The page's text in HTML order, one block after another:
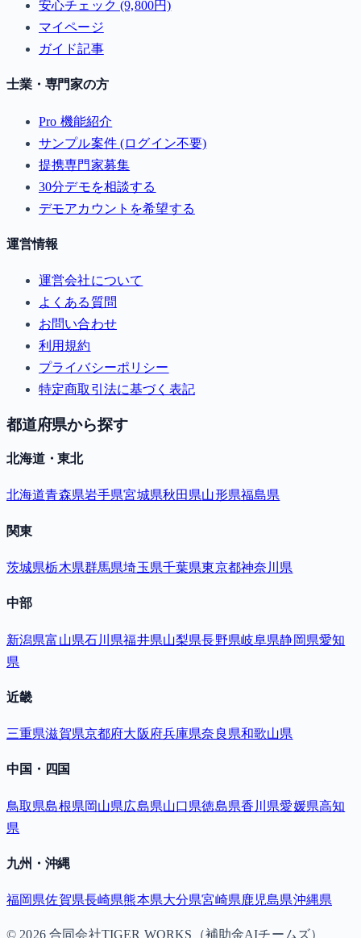
安心チェック (9,800円)
マイページ
ガイド記事
士業・専門家の方
Pro 機能紹介
サンプル案件 (ログイン不要)
提携専門家募集
30分デモを相談する
デモアカウントを希望する
運営情報
運営会社について
よくある質問
お問い合わせ
利用規約
プライバシーポリシー
特定商取引法に基づく表記
都道府県から探す
北海道・東北
北海道青森県岩手県宮城県秋田県山形県福島県
関東
茨城県栃木県群馬県埼玉県千葉県東京都神奈川県
中部
新潟県富山県石川県福井県山梨県長野県岐阜県静岡県愛知
県
近畿
三重県滋賀県京都府大阪府兵庫県奈良県和歌山県
中国・四国
鳥取県島根県岡山県広島県山口県徳島県香川県愛媛県高知
県
九州・沖縄
福岡県佐賀県長崎県熊本県大分県宮崎県鹿児島県沖縄県
© 2026合同会社TIGER WORKS（補助金AIチームズ）